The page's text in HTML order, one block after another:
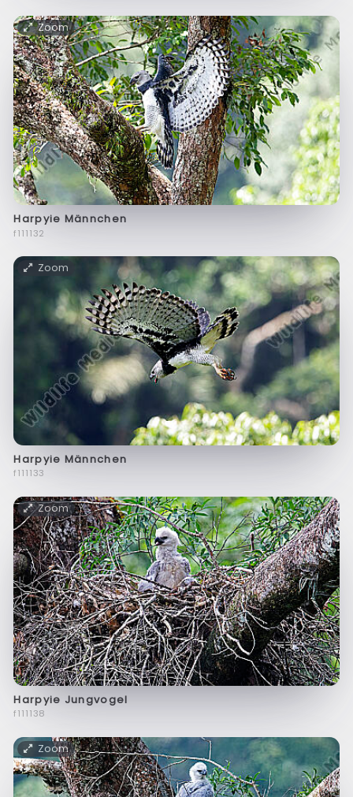
Zoom
Harpyie Männchen
f111132
Zoom
Harpyie Männchen
f111133
Zoom
Harpyie Jungvogel
f111138
Zoom